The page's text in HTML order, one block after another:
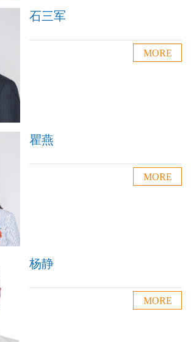
石三军
MORE
瞿燕
MORE
杨静
MORE